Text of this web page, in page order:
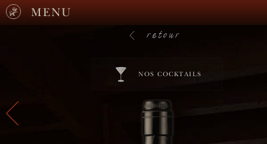
MENU
retour
NOS COCKTAILS